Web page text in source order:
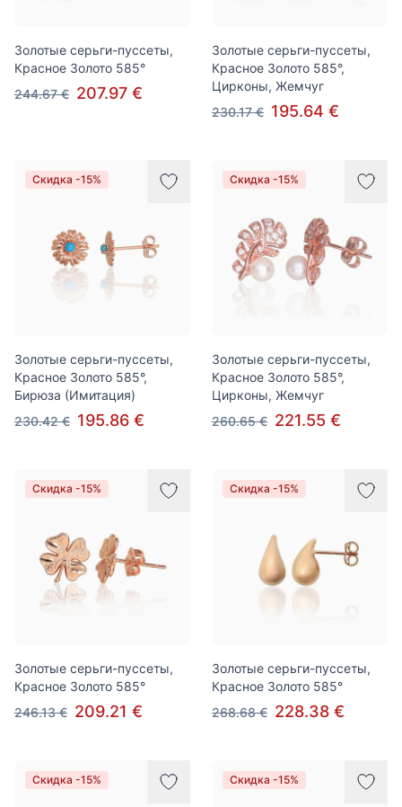
Золотые серьги-пуссеты,
Красное Золото 585°
244.67 € 207.97 €
Золотые серьги-пуссеты,
Красное Золото 585°,
Цирконы, Жемчуг
230.17 € 195.64 €
Скидка -15%
Золотые серьги-пуссеты,
Красное Золото 585°,
Бирюза (Имитация)
230.42 € 195.86 €
Скидка -15%
Золотые серьги-пуссеты,
Красное Золото 585°,
Цирконы, Жемчуг
260.65 € 221.55 €
Скидка -15%
Золотые серьги-пуссеты,
Красное Золото 585°
246.13 € 209.21 €
Скидка -15%
Золотые серьги-пуссеты,
Красное Золото 585°
268.68 € 228.38 €
Скидка -15% Скидка -15%